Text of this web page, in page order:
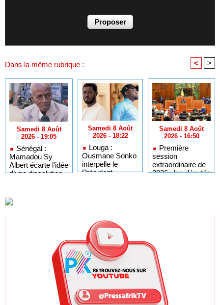
Dans la même rubrique : < >
Samedi 8 Août
2026 - 19:05
Sénégal :
Mamadou Sy
Albert écarte l’idée
d’une dissolution
Samedi 8 Août
2026 - 18:22
Louga :
Ousmane Sonko
interpelle le
Président
Samedi 8 Août
2026 - 16:50
Première
session
extraordinaire de
2026 : les députés